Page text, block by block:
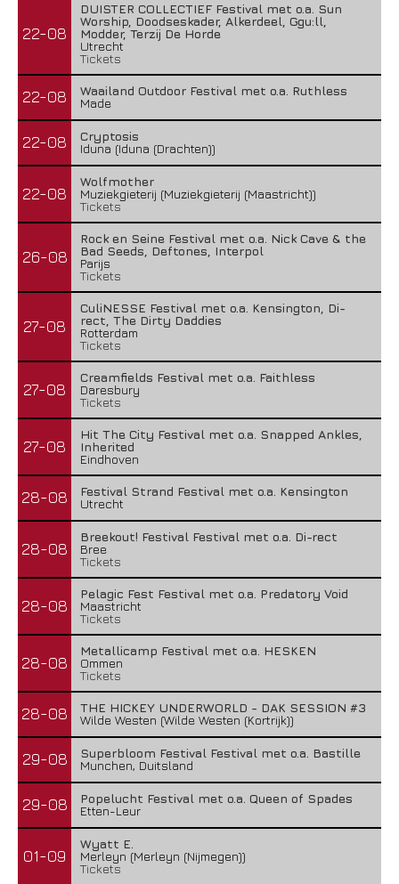
22-08
DUISTER COLLECTIEF Festival met o.a. Sun
Worship, Doodseskader, Alkerdeel, Ggu:ll,
Modder, Terzij De Horde
Utrecht
Tickets
22-08
Waailand Outdoor Festival met o.a. Ruthless
Made
22-08
Cryptosis
Iduna (Iduna (Drachten))
22-08
Wolfmother
Muziekgieterij (Muziekgieterij (Maastricht))
Tickets
26-08
Rock en Seine Festival met o.a. Nick Cave & the
Bad Seeds, Deftones, Interpol
Parijs
Tickets
27-08
CuliNESSE Festival met o.a. Kensington, Di-
rect, The Dirty Daddies
Rotterdam
Tickets
27-08
Creamfields Festival met o.a. Faithless
Daresbury
Tickets
27-08
Hit The City Festival met o.a. Snapped Ankles,
Inherited
Eindhoven
28-08
Festival Strand Festival met o.a. Kensington
Utrecht
28-08
Breekout! Festival Festival met o.a. Di-rect
Bree
Tickets
28-08
Pelagic Fest Festival met o.a. Predatory Void
Maastricht
Tickets
28-08
Metallicamp Festival met o.a. HESKEN
Ommen
Tickets
28-08
THE HICKEY UNDERWORLD - DAK SESSION #3
Wilde Westen (Wilde Westen (Kortrijk))
29-08
Superbloom Festival Festival met o.a. Bastille
Munchen, Duitsland
29-08
Popelucht Festival met o.a. Queen of Spades
Etten-Leur
01-09
Wyatt E.
Merleyn (Merleyn (Nijmegen))
Tickets